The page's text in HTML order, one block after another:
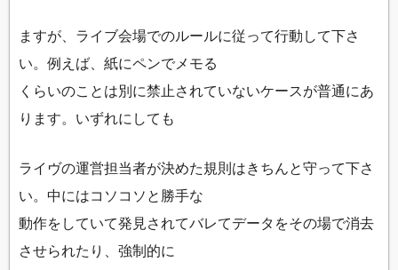
ますが、ライブ会場でのルールに従って行動して下さ
い。例えば、紙にペンでメモる
くらいのことは別に禁止されていないケースが普通にあ
ります。いずれにしても
ライヴの運営担当者が決めた規則はきちんと守って下さ
い。中にはコソコソと勝手な
動作をしていて発見されてバレてデータをその場で消去
させられたり、強制的に